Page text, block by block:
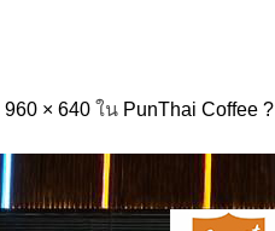
960 × 640 ใน PunThai Coffee ?